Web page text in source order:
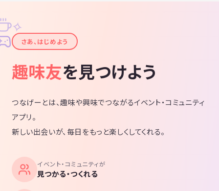
✦
✧
さあ、はじめよう
趣味友を見つけよう
つなげーとは、趣味や興味でつながるイベント・コミュニティ
アプリ。
新しい出会いが、毎日をもっと楽しくしてくれる。
イベント・コミュニティが
見つかる・つくれる